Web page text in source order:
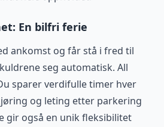
En bilfri ferie
ankomst og får stå i fred til
seg automatisk. All
sparer verdifulle timer hver
og leting etter parkering
gir også en unik fleksibilitet